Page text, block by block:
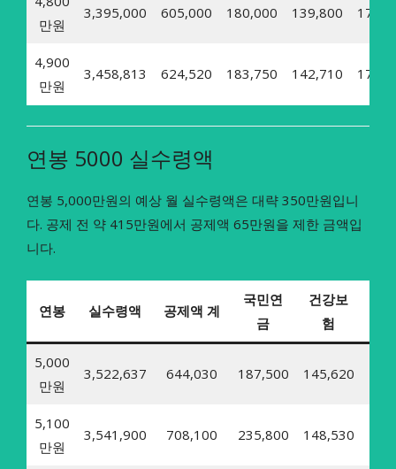
만원
3,395,000 605,000 180,000 139,800
4,900
만원
3,458,813 624,520 183,750 142,710
연봉 5000 실수령액
연봉 5,000만원의 예상 월 실수령액은 대략 350만원입니
다. 공제 전 약 415만원에서 공제액 65만원을 제한 금액입
니다.
연봉 실수령액 공제액 계
국민연
금
건강보
험
5,000
만원
3,522,637 644,030 187,500 145,620
5,100
만원
3,541,900 708,100 235,800 148,530